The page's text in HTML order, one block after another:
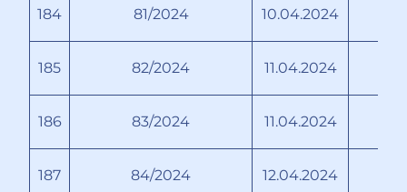
184 81/2024 10.04.2024
185 82/2024 11.04.2024
186 83/2024 11.04.2024
187 84/2024 12.04.2024